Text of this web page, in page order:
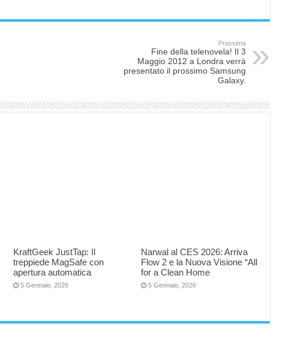
Prossima
Fine della telenovela! Il 3
Maggio 2012 a Londra verrà
presentato il prossimo Samsung
Galaxy.
KraftGeek JustTap: Il
treppiede MagSafe con
apertura automatica
5 Gennaio, 2026
Narwal al CES 2026: Arriva
Flow 2 e la Nuova Visione “All
for a Clean Home
5 Gennaio, 2026